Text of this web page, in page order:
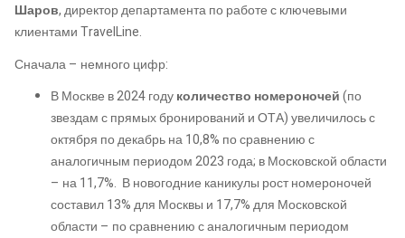
Шаров, директор департамента по работе с ключевыми
клиентами TravelLine.
Сначала – немного цифр:
В Москве в 2024 годуколичество номероночей(по
звездам с прямых бронирований и ОТА) увеличилось с
октября по декабрь на 10,8% по сравнению с
аналогичным периодом 2023 года; в Московской области
– на 11,7%. В новогодние каникулы рост номероночей
составил 13% для Москвы и 17,7% для Московской
области – по сравнению с аналогичным периодом